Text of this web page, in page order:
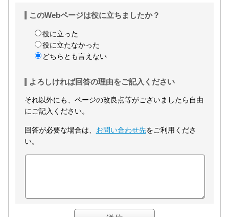
このWebページは役に立ちましたか？
役に立った
役に立たなかった
どちらとも言えない
よろしければ回答の理由をご記入ください
それ以外にも、ページの改良点等がございましたら自由
にご記入ください。
回答が必要な場合は、 お問い合わせ先をご利用くださ
い。